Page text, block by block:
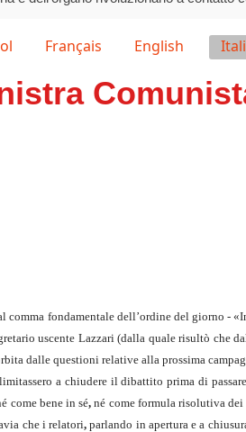
Français English
comma fonda­mentale dell’ordine del giorno -
uscente Lazzari (dalla quale risultò che
dalle questioni relative alla prossima
a chiudere il dibattito prima di
come bene in sé, né come formula risolutiva
che i relatori, parlando in apertura e a